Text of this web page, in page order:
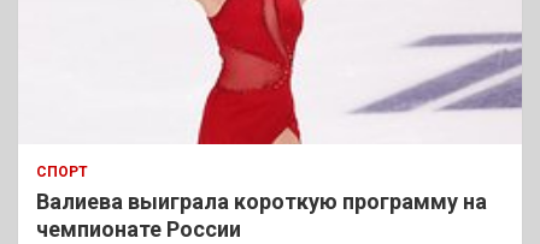
СПОРТ
Валиева выиграла короткую программу на
чемпионате России